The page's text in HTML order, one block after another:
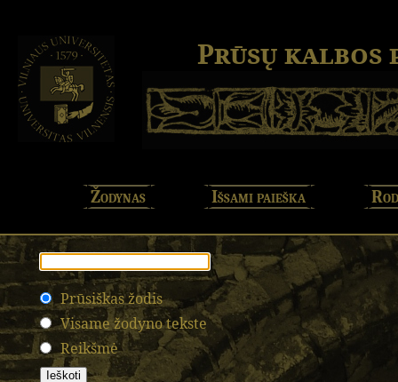
Prūsų kalbos
Žodynas Išsami paieška
Prūsiškas žodis
Visame žodyno tekste
Reikšmė